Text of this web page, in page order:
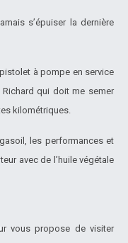
s’épuiser la dernière
à pompe en service
qui doit me semer
kilométriques.
les performances et
avec de l’huile végétale
vous propose de visiter